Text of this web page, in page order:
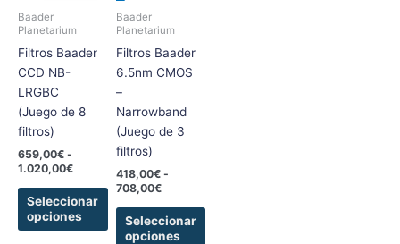
Baader
Planetarium
Filtros Baader
CCD NB-
LRGBC
(Juego de 8
filtros)
659,00€ -
1.020,00€
1.020,00€
Seleccionar
opciones
Las
opciones
se
pueden
elegir
en
página
de
producto
Baader
Planetarium
Filtros Baader
6.5nm CMOS
–
Narrowband
(Juego de 3
filtros)
418,00€ -
708,00€
Seleccionar
opciones
Las
opciones
se
elegir
en
la
de
producto